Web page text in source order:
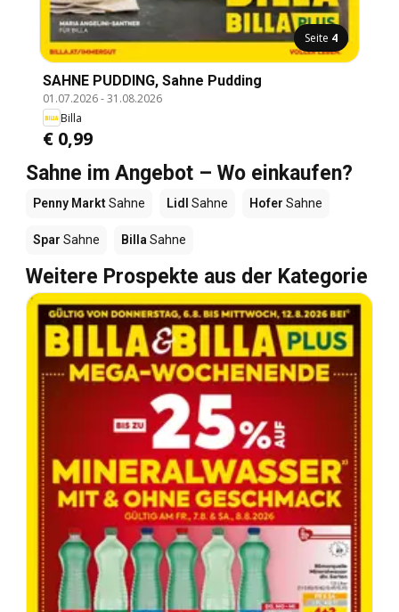
Seite 4
SAHNE PUDDING, Sahne Pudding
01.07.2026-31.08.2026
Billa
€ 0,99
Sahne im Angebot – Wo einkaufen?
Penny MarktSahne Lidl Sahne Hofer Sahne
Spar Sahne BillaSahne
Weitere Prospekte aus der Kategorie